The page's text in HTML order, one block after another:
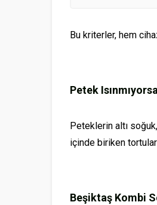
Bu kriterler, hem
Petek
Peteklerin altı
içinde biriken tortular
Beşiktaş Kombi